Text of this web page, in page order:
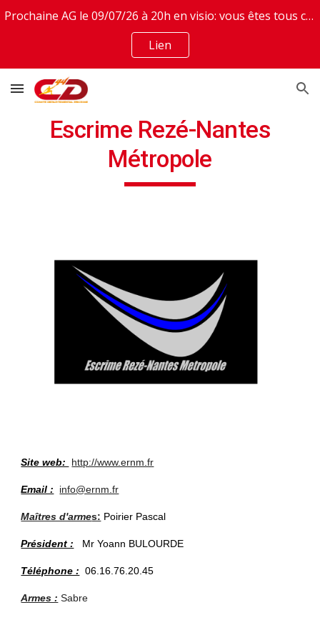
Prochaine AG le 09/07/26 à 20h en visio: vous êtes tous conviés. Invitation en lien
Lien
Escrime Rezé-Nantes
Métropole
Site web: http://www.ernm.fr
Email : info@ernm.fr
Maîtres d'armes: Poirier Pascal
Président : Mr Yoann BULOURDE
Téléphone : 06.16.76.20.45
Armes : Sabre